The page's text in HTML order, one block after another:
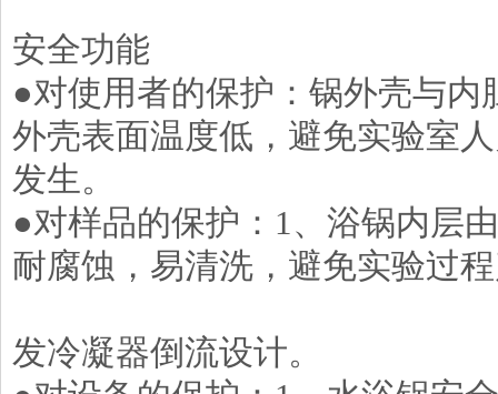
安全功能
●对使用者的保护：锅外壳与
外壳表面温度低，避免实验室
发生。
●对样品的保护：1、浴锅内层
耐腐蚀，易清洗，避免实验过
发冷凝器倒流设计。